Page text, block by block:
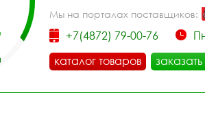
Мы на порталах поставщиков:
+7(4872) 79-00-76
каталог товаров